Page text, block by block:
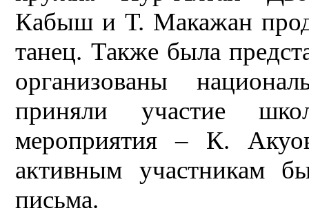
Кабыш и Т. Макажан
танец. Также была
организованы
приняли участие
мероприятия – К.
активным участникам
письма.